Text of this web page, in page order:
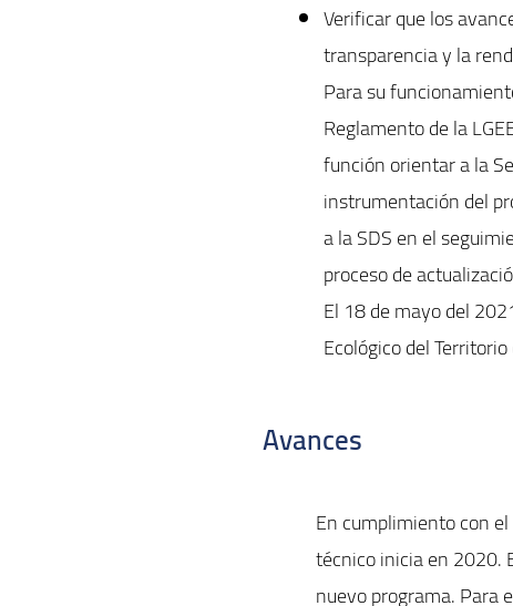
Verificar que los
transparencia y la
Para su
Reglamento de la
función orientar a la
instrumentación del
a la SDS en el
proceso de
El 18 de mayo del
Ecológico del
Avances
En cumplimiento con
técnico inicia en 2020.
nuevo programa. Para